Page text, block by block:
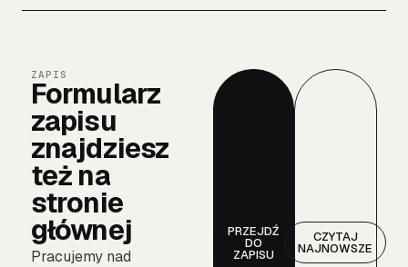
ZAPIS
Formularz
zapisu
znajdziesz
też na
stronie
głównej
Pracujemy nad
PRZEJDŹ
DO
ZAPISU
CZYTAJ
NAJNOWSZE